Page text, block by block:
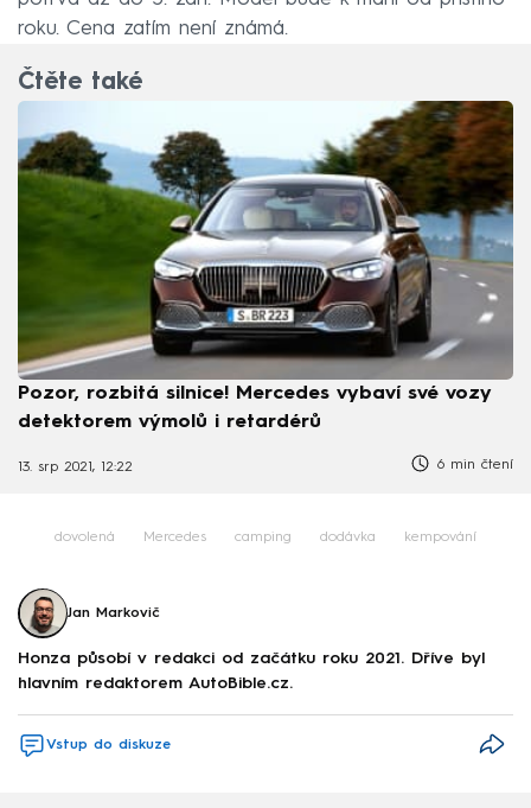
roku. Cena zatím není známá.
Čtěte také
Pozor, rozbitá silnice! Mercedes vybaví své vozy
detektorem výmolů i retardérů
13. srp 2021, 12:22 6 min čtení
dovolená Mercedes camping dodávka kempování
Jan Markovič
Honza působí v redakci od začátku roku 2021. Dříve byl
hlavním redaktorem AutoBible.cz.
Vstup do diskuze